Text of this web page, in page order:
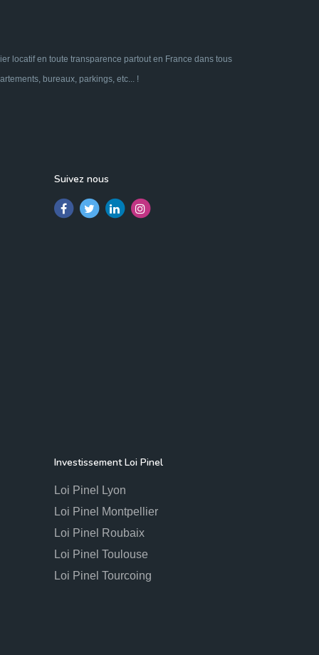
locatif en toute transparence partout en France dans tous
bureaux, parkings, etc... !
Suivez nous
Investissement Loi Pinel
Loi Pinel Lyon
Loi Pinel Montpellier
Loi Pinel Roubaix
Loi Pinel Toulouse
Loi Pinel Tourcoing